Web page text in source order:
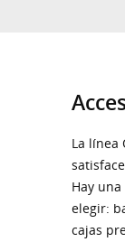
La línea
Hay
elegir:
cajas